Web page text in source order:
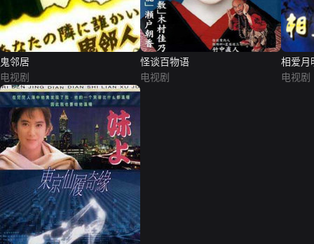
鬼邻居
电视剧
怪谈百物语
电视剧
相爱月
电视剧